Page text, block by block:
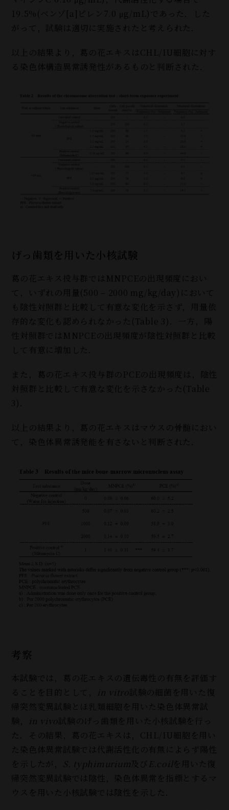
19.5%(ベンゾ[a]ピレン7.0 μg/mL)であった．した
がって，試験は適切に実施されたと考えられた．
以上の結果より，葛の花エキスはCHL/IU細胞に対す
る染色体構造異常誘発性があるものと判断された．
げっ歯類を用いた小核試験
葛の花エキス投与群ではMNPCEの出現頻度におい
て，いずれの用量(500 – 2000 mg/kg/day)において
も陰性対照群と比較して有意な変化を示さず，用量依
存的な変化も認められなかった(Table 3)．一方，陽
性対照群ではMNPCEの出現頻度が陰性対照群と比較
して有意に増加した．
また，葛の花エキス投与群のPCEの出現頻度は，陰性
対照群と比較して有意な変化を示さなかった(Table
3)．
以上の結果より，葛の花エキスはマウスの骨髄におい
て，染色体異常誘発能を有さないと判断された．
考察
本試験では，葛の花エキスの遺伝毒性の有無を評価す
ることを目的として， in vitro試験の細菌を用いた復
帰突然変異試験とほ乳類細胞を用いた染色体異常試
験， in vivo試験のげっ歯類を用いた小核試験を行っ
た．その結果，葛の花エキスは，CHL/IU細胞を用い
た染色体異常試験では代謝活性化の有無によらず陽性
を示したが，
S. typhimurium 及び E.coilを用いた復
帰突然変異試験では陰性，染色体異常を指標とするマ
ウスを用いた小核試験では陰性を示した．